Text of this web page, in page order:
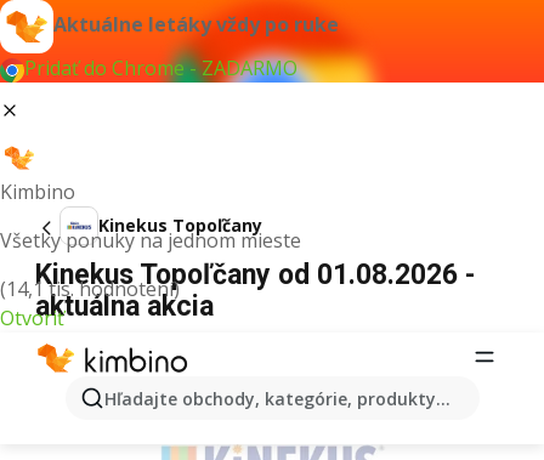
Aktuálne letáky vždy po ruke
Pridať do Chrome - ZADARMO
Kimbino
Všetky ponuky na jednom mieste
(14,1 tis. hodnotení)
Otvoriť
Hľadajte obchody, kategórie, produkty...
Kinekus Topoľčany
Kinekus Topoľčany od 01.08.2026 -
aktuálna akcia